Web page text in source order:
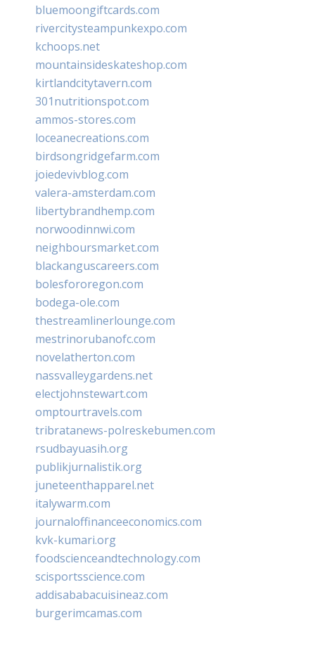
bluemoongiftcards.com
rivercitysteampunkexpo.com
kchoops.net
mountainsideskateshop.com
kirtlandcitytavern.com
301nutritionspot.com
ammos-stores.com
loceanecreations.com
birdsongridgefarm.com
joiedevivblog.com
valera-amsterdam.com
libertybrandhemp.com
norwoodinnwi.com
neighboursmarket.com
blackanguscareers.com
bolesfororegon.com
bodega-ole.com
thestreamlinerlounge.com
mestrinorubanofc.com
novelatherton.com
nassvalleygardens.net
electjohnstewart.com
omptourtravels.com
tribratanews-polreskebumen.com
rsudbayuasih.org
publikjurnalistik.org
juneteenthapparel.net
italywarm.com
journaloffinanceeconomics.com
kvk-kumari.org
foodscienceandtechnology.com
scisportsscience.com
addisababacuisineaz.com
burgerimcamas.com